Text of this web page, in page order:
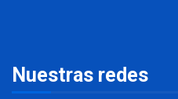
Nuestras redes